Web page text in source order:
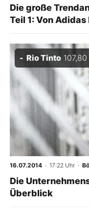
Die große
Teil 1: Von
Rio Tinto 107,80
16.07.2014 · 17:22 Uhr ·
Die
Überblick